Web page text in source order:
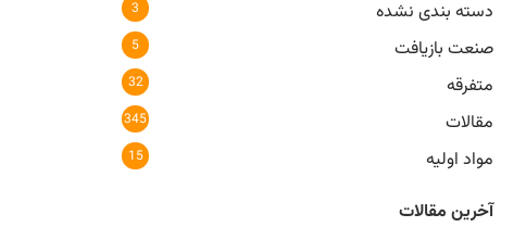
دسته بندی نشده 3
صنعت بازیافت 5
متفرقه 32
مقالات 345
مواد اولیه 15
آخرین مقالات